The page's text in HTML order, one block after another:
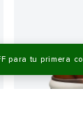
para tu primera
40.5